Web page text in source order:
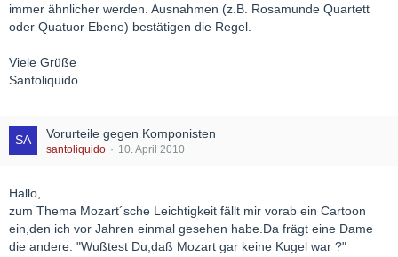
immer ähnlicher werden. Ausnahmen (z.B. Rosamunde Quartett
oder Quatuor Ebene) bestätigen die Regel.
Viele Grüße
Santoliquido
Vorurteile gegen Komponisten
santoliquido 10. April 2010
Hallo,
zum Thema Mozart´sche Leichtigkeit fällt mir vorab ein Cartoon
ein,den ich vor Jahren einmal gesehen habe.Da frägt eine Dame
die andere: "Wußtest Du,daß Mozart gar keine Kugel war ?"